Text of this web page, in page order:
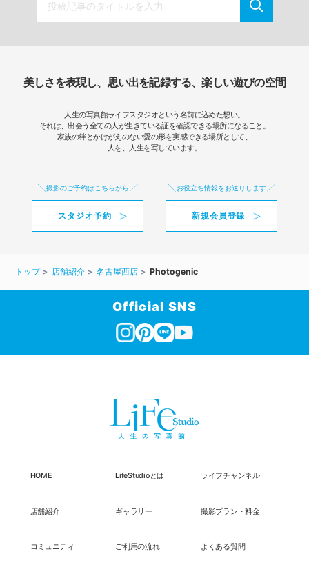
美しさを表現し、思い出を記録する、楽しい遊びの空間
人生の写真館ライフスタジオという名前に込めた想い。
それは、出会う全ての人が生きている証を確認できる場所になること。
家族の絆とかけがえのない愛の形を実感できる場所として、
人を、人生を写しています。
撮影のご予約はこちらから
スタジオ予約
お役立ち情報をお送りします
新規会員登録
トップ 店舗紹介 名古屋西店 Photogenic
Official SNS
HOME LifeStudioとは ライフチャンネル
店舗紹介 ギャラリー 撮影プラン・料金
コミュニティ ご利用の流れ よくある質問